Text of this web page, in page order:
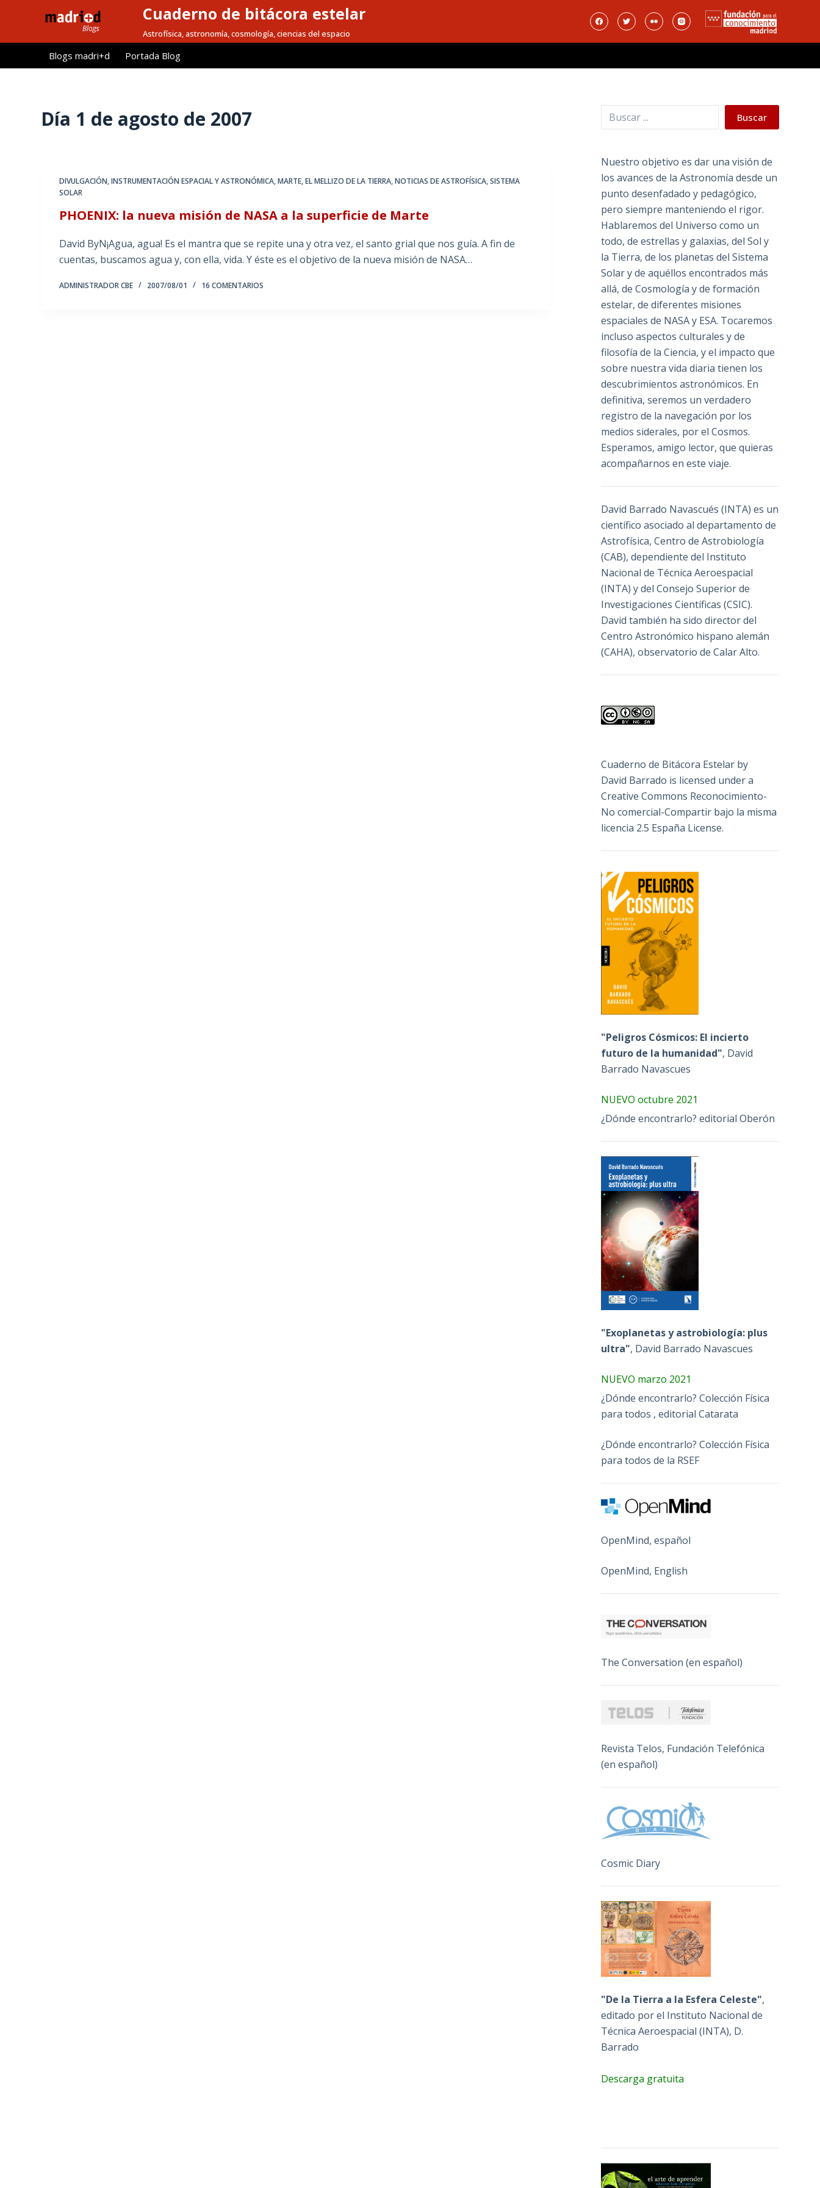
l
Cuaderno de bitácora estelar
Astrofísica, astronomía, cosmología, ciencias del espacio
Blogs madri+d Portada Blog
Día 1 de agosto de 2007
DIVULGACIÓN,INSTRUMENTACIÓN ESPACIAL Y ASTRONÓMICA,MARTE, EL MELLIZO DE LA TIERRA,NOTICIAS DE ASTROFÍSICA,SISTEMA
SOLAR
PHOENIX: la nueva misión de NASA a la superficie de Marte
David ByN¡Agua, agua! Es el mantra que se repite una y otra vez, el santo grial que nos guía. A fin de
cuentas, buscamos agua y, con ella, vida. Y éste es el objetivo de la nueva misión de NASA…
ADMINISTRADOR CBE 2007/08/01 16 COMENTARIOS
Buscar Buscar
Nuestro objetivo es dar una visión de
los avances de la Astronomía desde un
punto desenfadado y pedagógico,
pero siempre manteniendo el rigor.
Hablaremos del Universo como un
todo, de estrellas y galaxias, del Sol y
la Tierra, de los planetas del Sistema
Solar y de aquéllos encontrados más
allá, de Cosmología y de formación
estelar, de diferentes misiones
espaciales de NASA y ESA. Tocaremos
incluso aspectos culturales y de
filosofía de la Ciencia, y el impacto que
sobre nuestra vida diaria tienen los
descubrimientos astronómicos. En
definitiva, seremos un verdadero
registro de la navegación por los
medios siderales, por el Cosmos.
Esperamos, amigo lector, que quieras
acompañarnos en este viaje.
David Barrado Navascués (INTA) es un
científico asociado al departamento de
Astrofísica, Centro de Astrobiología
(CAB), dependiente del Instituto
Nacional de Técnica Aeroespacial
(INTA) y del Consejo Superior de
Investigaciones Científicas (CSIC).
David también ha sido director del
Centro Astronómico hispano alemán
(CAHA), observatorio de Calar Alto.
Cuaderno de Bitácora Estelar by
David Barrado is licensed under a
Creative Commons Reconocimiento-
No comercial-Compartir bajo la misma
licencia 2.5 España License.
"Peligros Cósmicos: El incierto
futuro de la humanidad", David
Barrado Navascues
NUEVO octubre 2021
¿Dónde encontrarlo? editorial Oberón
"Exoplanetas y astrobiología: plus
ultra", David Barrado Navascues
NUEVO marzo 2021
¿Dónde encontrarlo? Colección Física
para todos , editorial Catarata
¿Dónde encontrarlo? Colección Física
para todos de la RSEF
OpenMind, español
OpenMind, English
The Conversation (en español)
Revista Telos, Fundación Telefónica
(en español)
Cosmic Diary
"De la Tierra a la Esfera Celeste",
editado por el Instituto Nacional de
Técnica Aeroespacial (INTA), D.
Barrado
Descarga gratuita